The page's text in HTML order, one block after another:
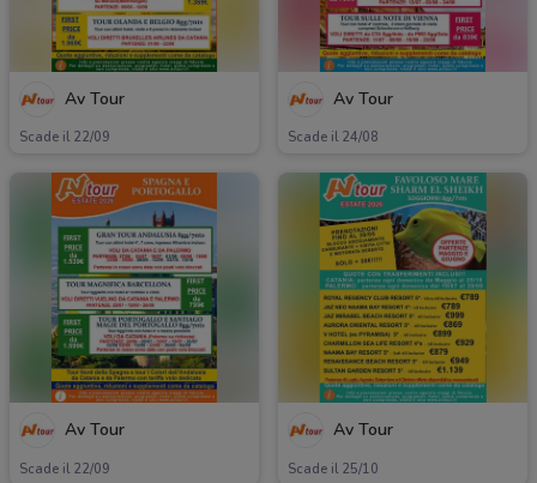
Av Tour
Scade il 22/09
Av Tour
Scade il 24/08
Av Tour
Scade il 22/09
Av Tour
Scade il 25/10